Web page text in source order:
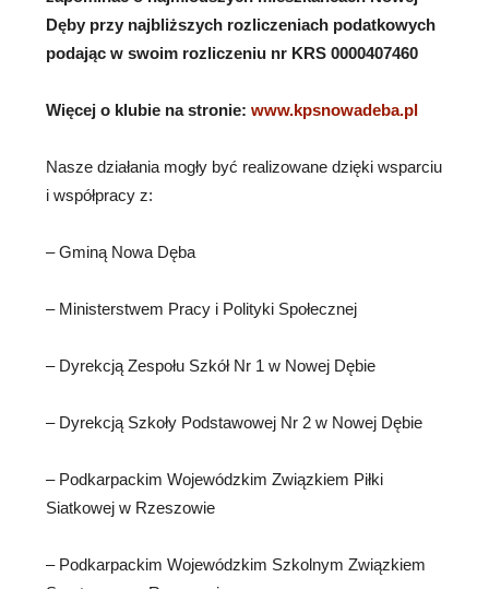
Dęby przy najbliższych rozliczeniach podatkowych
podając w swoim rozliczeniu nr KRS 0000407460
Więcej o klubie na stronie: www.kpsnowadeba.pl
Nasze działania mogły być realizowane dzięki wsparciu
i współpracy z:
– Gminą Nowa Dęba
– Ministerstwem Pracy i Polityki Społecznej
– Dyrekcją Zespołu Szkół Nr 1 w Nowej Dębie
– Dyrekcją Szkoły Podstawowej Nr 2 w Nowej Dębie
– Podkarpackim Wojewódzkim Związkiem Piłki
Siatkowej w Rzeszowie
– Podkarpackim Wojewódzkim Szkolnym Związkiem